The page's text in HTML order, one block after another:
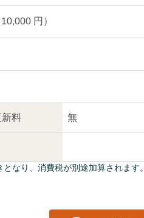
10,000 円）
新料 無
なり、消費税が別途加算されます。